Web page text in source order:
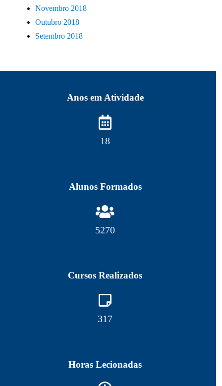
Novembro 2018
Outubro 2018
Setembro 2018
Anos em Atividade
18
Alunos Formados
5270
Cursos Realizados
317
Horas Lecionadas